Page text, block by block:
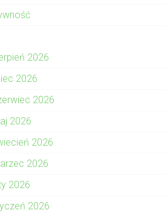
2026
2026
2026
2026
2026
2026
2026
2026